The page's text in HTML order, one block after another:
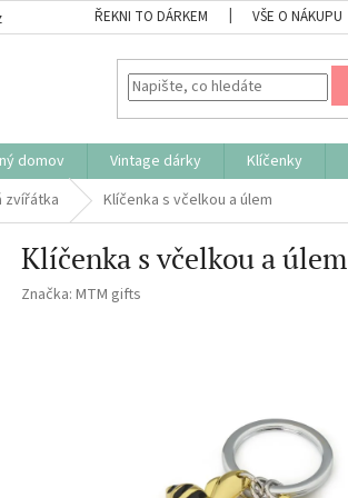
ŘEKNI TO DÁRKEM VŠE O NÁKUPU
domov Vintage dárky Klíčenky
zvířátka Klíčenka s včelkou a úlem
Klíčenka s včelkou a úlem
Značka: MTM gifts